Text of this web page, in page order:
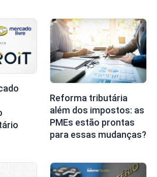
Reforma tributária
além dos impostos: as
PMEs estão prontas
para essas mudanças?